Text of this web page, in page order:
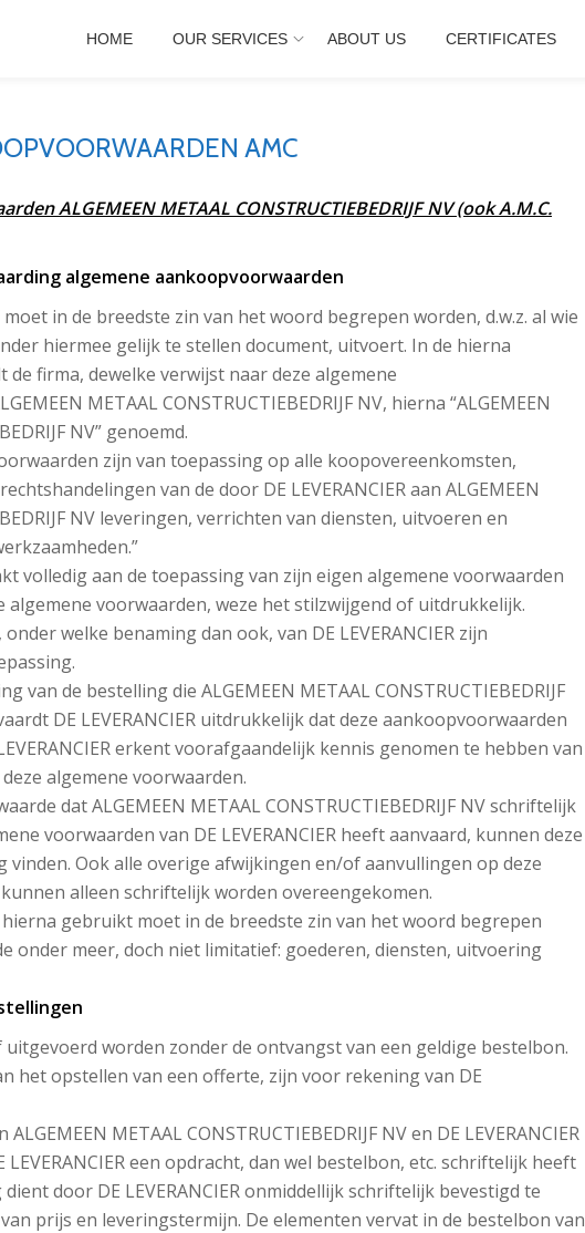
HOME OUR SERVICES ABOUT US CERTIFICATES
AMC
ALGEMEEN METAAL CONSTRUCTIEBEDRIJF NV (ook A.M.C.
algemene aankoopvoorwaarden
moet in de breedste zin van het woord begrepen worden, d.w.z. al wie
hiermee gelijk te stellen document, uitvoert. In de hierna
firma, dewelke verwijst naar deze algemene
METAAL CONSTRUCTIEBEDRIJF NV, hierna “ALGEMEEN
NV” genoemd.
zijn van toepassing op alle koopovereenkomsten,
van de door DE LEVERANCIER aan ALGEMEEN
NV leveringen, verrichten van diensten, uitvoeren en
volledig aan de toepassing van zijn eigen algemene voorwaarden
algemene voorwaarden, weze het stilzwijgend of uitdrukkelijk.
welke benaming dan ook, van DE LEVERANCIER zijn
van de bestelling die ALGEMEEN METAAL CONSTRUCTIEBEDRIJF
DE LEVERANCIER uitdrukkelijk dat deze aankoopvoorwaarden
erkent voorafgaandelijk kennis genomen te hebben van
algemene voorwaarden.
dat ALGEMEEN METAAL CONSTRUCTIEBEDRIJF NV schriftelijk
voorwaarden van DE LEVERANCIER heeft aanvaard, kunnen deze
vinden. Ook alle overige afwijkingen en/of aanvullingen op deze
alleen schriftelijk worden overeengekomen.
hierna gebruikt moet in de breedste zin van het woord begrepen
onder meer, doch niet limitatief: goederen, diensten, uitvoering
uitgevoerd worden zonder de ontvangst van een geldige bestelbon.
het opstellen van een offerte, zijn voor rekening van DE
METAAL CONSTRUCTIEBEDRIJF NV en DE LEVERANCIER
een opdracht, dan wel bestelbon, etc. schriftelijk heeft
door DE LEVERANCIER onmiddellijk schriftelijk bevestigd te
prijs en leveringstermijn. De elementen vervat in de bestelbon van